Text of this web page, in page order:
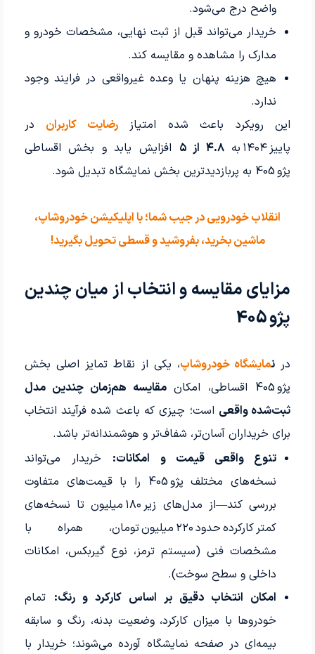
واضح درج می‌شود.
خریدار می‌تواند قبل از ثبت نهایی، مشخصات خودرو و
مدارک را مشاهده و مقایسه کند.
هیچ هزینه‌ پنهان یا وعده‌ غیرواقعی در فرایند وجود
ندارد.
این رویکرد باعث شده امتیازرضایت کاربران در
پاییز ۱۴۰۴ به
۴.۸ از ۵
افزایش یابد و بخش اقساطی
پژو 405 به پربازدیدترین بخش نمایشگاه تبدیل شود.
انقلاب خودرویی در جیب شما؛ با اپلیکیشن خودروشاپ،
ماشین بخرید، بفروشید و قسطی تحویل بگیرید!
مزایای مقایسه و انتخاب از میان چندین
پژو 405
در نمایشگاه خودروشاپ، یکی از نقاط تمایز اصلی بخش
پژو 405 اقساطی، امکان
مقایسه هم‌زمان چندین مدل
ثبت‌شده واقعی است؛ چیزی که باعث شده فرآیند انتخاب
برای خریداران آسان‌تر، شفاف‌تر و هوشمندانه‌تر باشد.
تنوع واقعی قیمت و امکانات: خریدار می‌تواند
نسخه‌های مختلف پژو 405 را با قیمت‌های متفاوت
بررسی کند—از مدل‌های زیر ۱۸۰ میلیون تا نسخه‌های
کمتر کارکرده حدود ۲۲۰ میلیون تومان، همراه با
مشخصات فنی (سیستم ترمز، نوع گیربکس، امکانات
داخلی و سطح سوخت).
امکان انتخاب دقیق بر اساس کارکرد و رنگ: تمام
خودروها با میزان کارکرد، وضعیت بدنه، رنگ و سابقه
بیمه‌ای در صفحه نمایشگاه آورده می‌شوند؛ خریدار با